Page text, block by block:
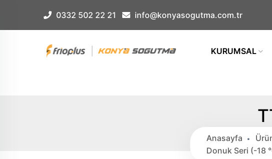
0332 502 22 21 info@konyasogutma.com.tr
KURUMSAL
Anasayfa
Donuk Seri (-18